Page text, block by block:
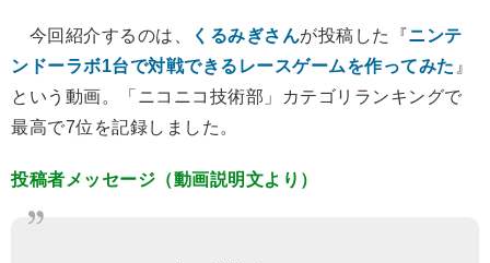
今回紹介するのは、 くるみぎさんが投稿した『ニンテ
ンドーラボ1台で対戦できるレースゲームを作ってみた 』
という動画。「ニコニコ技術部」カテゴリランキングで
最高で7位を記録しました。
投稿者メッセージ（動画説明文より）